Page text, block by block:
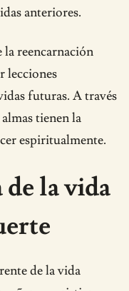
anteriores.
la reencarnación
lecciones
futuras. A través
tienen la
espiritualmente.
la vida
de la vida